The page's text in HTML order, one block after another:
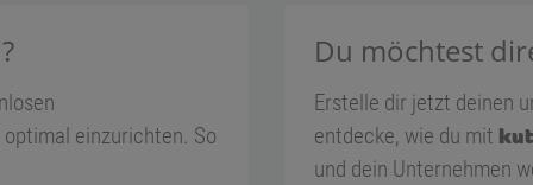
einzurichten. So
Du möchtest
Erstelle dir jetzt deinen
entdecke, wie du mit
und dein Unternehmen